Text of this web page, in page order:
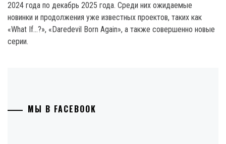
2024 года по декабрь 2025 года. Среди них ожидаемые
новинки и продолжения уже известных проектов, таких как
«What If…?», «Daredevil Born Again», а также совершенно новые
серии.
МЫ В FACEBOOK